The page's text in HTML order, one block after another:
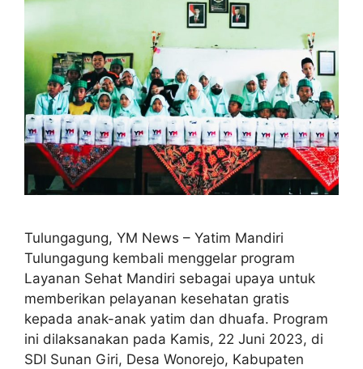
Tulungagung, YM News – Yatim Mandiri
Tulungagung kembali menggelar program
Layanan Sehat Mandiri sebagai upaya untuk
memberikan pelayanan kesehatan gratis
kepada anak-anak yatim dan dhuafa. Program
ini dilaksanakan pada Kamis, 22 Juni 2023, di
SDI Sunan Giri, Desa Wonorejo, Kabupaten